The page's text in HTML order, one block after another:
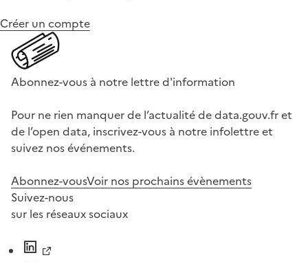
Créer un compte
Abonnez-vous à notre lettre d'information
Pour ne rien manquer de l’actualité de data.gouv.fr et
de l’open data, inscrivez-vous à notre infolettre et
suivez nos événements.
Abonnez-vousVoir nos prochains évènements
Suivez-nous
sur les réseaux sociaux